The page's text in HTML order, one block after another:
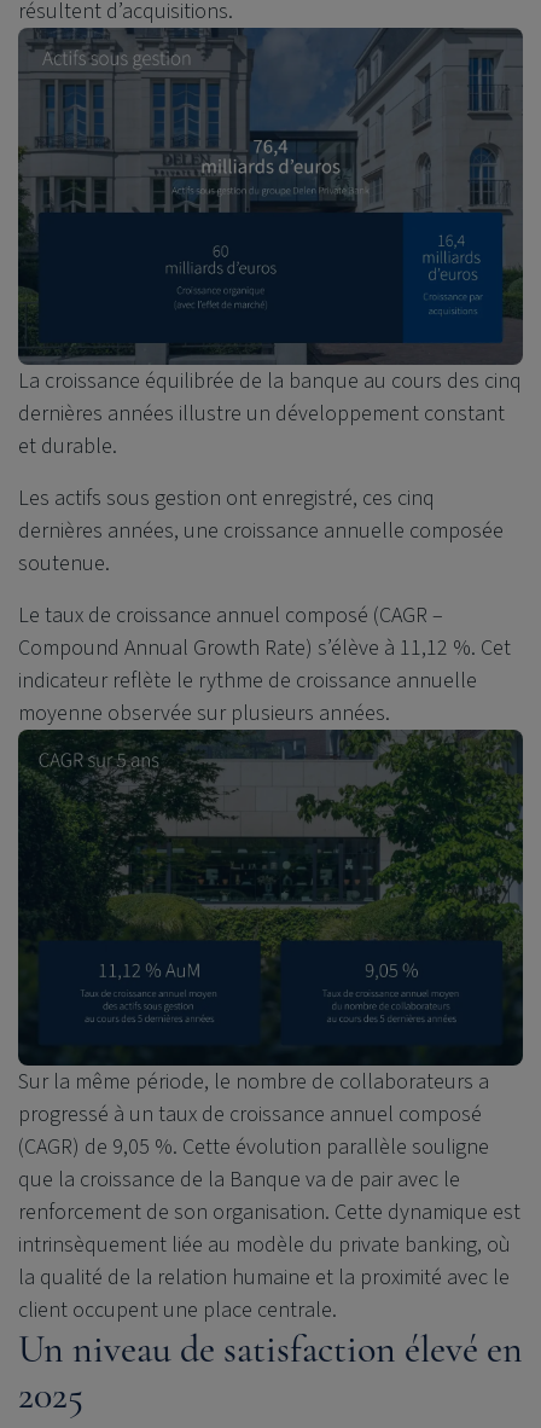
résultent d’acquisitions.
La croissance équilibrée de la banque au cours des cinq
dernières années illustre un développement constant
et durable.
Les actifs sous gestion ont enregistré, ces cinq
dernières années, une croissance annuelle composée
soutenue.
Le taux de croissance annuel composé (CAGR –
Compound Annual Growth Rate) s’élève à 11,12 %. Cet
indicateur reflète le rythme de croissance annuelle
moyenne observée sur plusieurs années.
Sur la même période, le nombre de collaborateurs a
progressé à un taux de croissance annuel composé
(CAGR) de 9,05 %. Cette évolution parallèle souligne
que la croissance de la Banque va de pair avec le
renforcement de son organisation. Cette dynamique est
intrinsèquement liée au modèle du private banking, où
la qualité de la relation humaine et la proximité avec le
client occupent une place centrale.
Un niveau de satisfaction élevé en
2025